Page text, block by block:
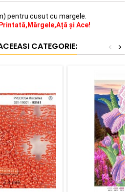
pentru cusut cu margele.
și Ace!
CATEGORIE: >
<